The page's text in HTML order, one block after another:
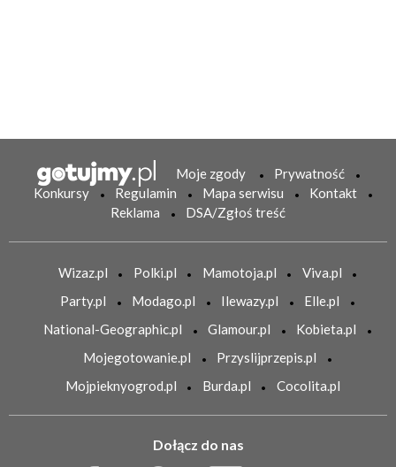
Moje zgody
Prywatność
Konkursy
Regulamin Mapa serwisu
Kontakt
Reklama
DSA/Zgłoś treść
Wizaz.pl Polki.pl Mamotoja.pl
Viva.pl
Party.pl
Modago.pl Ilewazy.pl
Elle.pl
National-Geographic.pl
Glamour.pl
Kobieta.pl
Mojegotowanie.pl
Przyslijprzepis.pl
Mojpieknyogrod.pl
Burda.pl Cocolita.pl
Dołącz do nas